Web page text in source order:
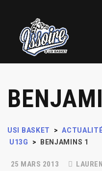
USI BASKET >
U13G
> BENJAMINS 1
25 MARS 2013